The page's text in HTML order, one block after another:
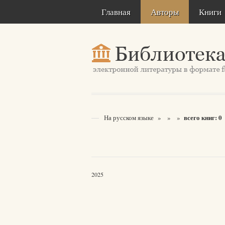
Главная Авторы Книги
На русском языке » » » всего книг: 0
2025